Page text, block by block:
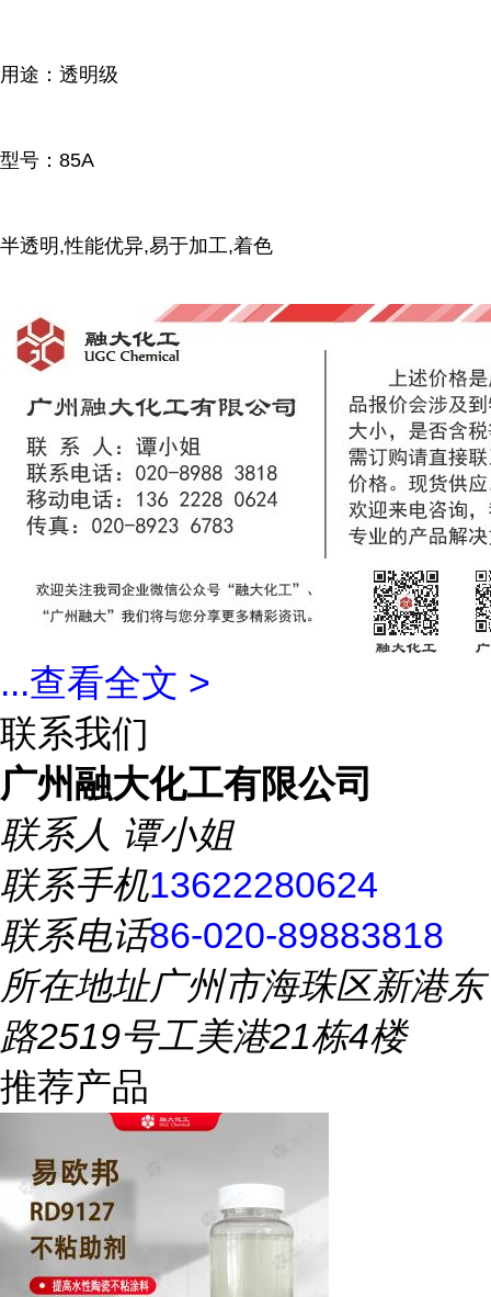
用途：透明级
型号：85A
半透明,性能优异,易于加工,着色
...查看全文 >
联系我们
广州融大化工有限公司
联系人 谭小姐
联系手机13622280624
联系电话86-020-89883818
所在地址广州市海珠区新港东
路2519号工美港21栋4楼
推荐产品